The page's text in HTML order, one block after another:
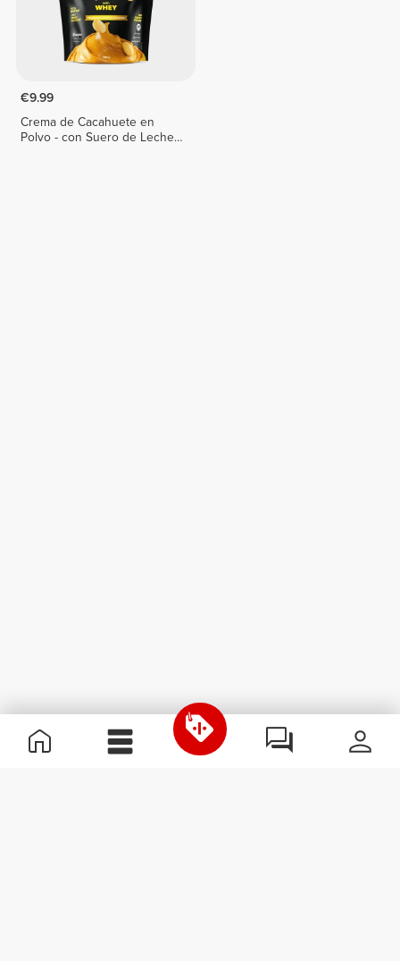
€9.99
Crema de Cacahuete en
Polvo - con Suero de Leche